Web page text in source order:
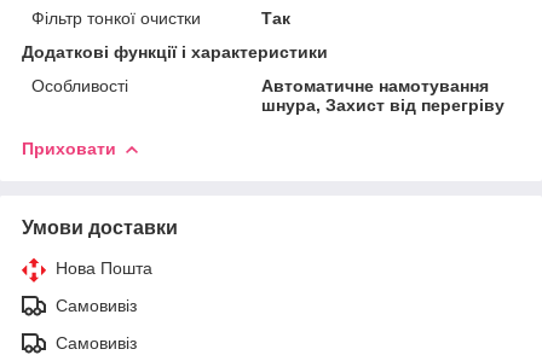
Фільтр тонкої очистки
Так
Додаткові функції і характеристики
Особливості
Автоматичне намотування
шнура, Захист від перегріву
Приховати
Умови доставки
Нова Пошта
Самовивіз
Самовивіз